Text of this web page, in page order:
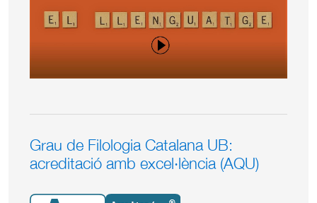
Grau de Filologia Catalana UB:
acreditació amb excel·lència (AQU)